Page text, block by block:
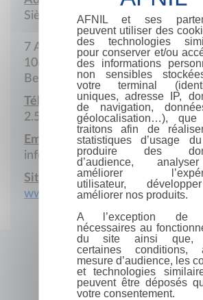
Siège social
7 Avenue Paul-Henri-Spaak
1060 Bruxelles
Belgique
Téléphone :
2.526.68.11
Email :
info@dargaud.be
Site Internet :
www.mediatoon-licensing.com
AFNIL et ses
peuvent utiliser des
des technologies
pour conserver et/ou
des informations
non sensibles
votre terminal
uniques, adresse IP,
de navigation,
géolocalisation…), que
traitons afin de
statistiques d’usage
produire des
d’audience,
améliorer
utilisateur,
améliorer nos produits.
A l’exception de
nécessaires au
du site ainsi que,
certaines
mesure d’audience, les
et technologies
peuvent être déposés
votre consentement.